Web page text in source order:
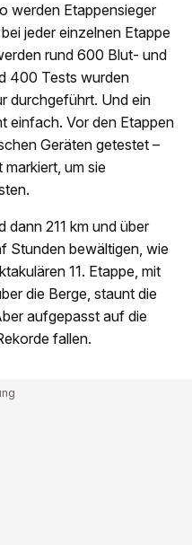
werden Etappensieger
jeder einzelnen Etappe
rund 600 Blut- und
400 Tests wurden
durchgeführt. Und ein
einfach. Vor den Etappen
Geräten getestet –
um sie
dann 211 km und über
Stunden bewältigen, wie
11. Etappe, mit
die Berge, staunt die
aufgepasst auf die
fallen.